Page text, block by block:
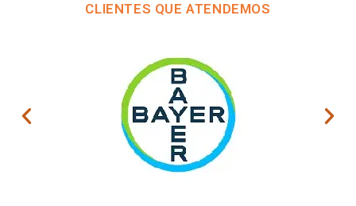
CLIENTES QUE ATENDEMOS